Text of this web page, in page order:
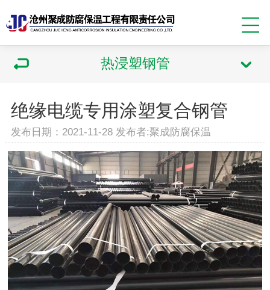
热浸塑钢管
绝缘电缆专用涂塑复合钢管
发布日期：2021-11-28 发布者:聚成防腐保温